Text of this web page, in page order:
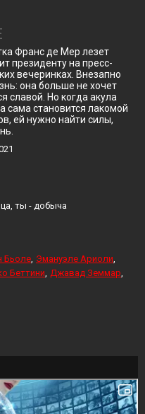
Франс де Мер лезет
президенту на пресс-
вечеринках. Внезапно
она больше не хочет
славой. Но когда акула
сама становится лакомой
ей нужно найти силы,
ты - добыча
Бьоле Эмануэле Ариоли
Беттини Джавад Земмар